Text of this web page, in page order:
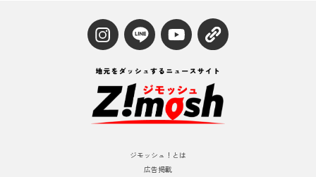
ジモッシュ！とは
広告掲載